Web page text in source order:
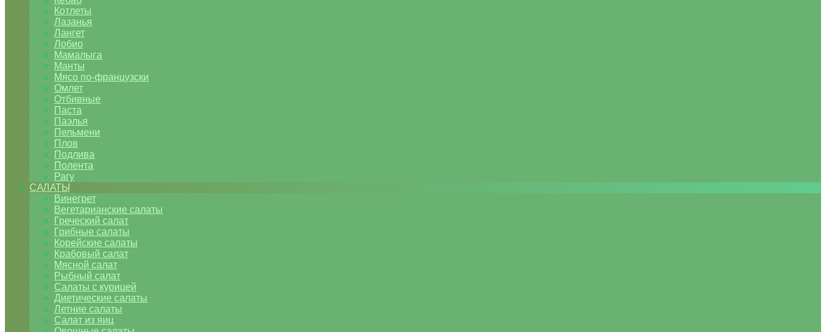
Котлеты
Лазанья
Лангет
Лобио
Мамалыга
Манты
Мясо по-французски
Омлет
Отбивные
Паста
Паэлья
Пельмени
Плов
Подлива
Полента
Рагу
САЛАТЫ
Винегрет
Вегетарианские салаты
Греческий салат
Грибные салаты
Корейские салаты
Крабовый салат
Мясной салат
Рыбный салат
Салаты с курицей
Диетические салаты
Летние салаты
Салат из яиц